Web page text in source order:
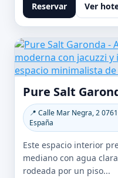
Reservar Ver
Pure Salt
📍 Calle Mar Negra, 2
España
Este espacio interior
mediano con agua
rodeada por un piso...